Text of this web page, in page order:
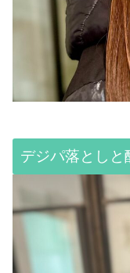
デジパ落としと